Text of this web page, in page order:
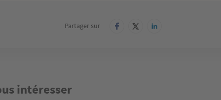
Partager sur
intéresser